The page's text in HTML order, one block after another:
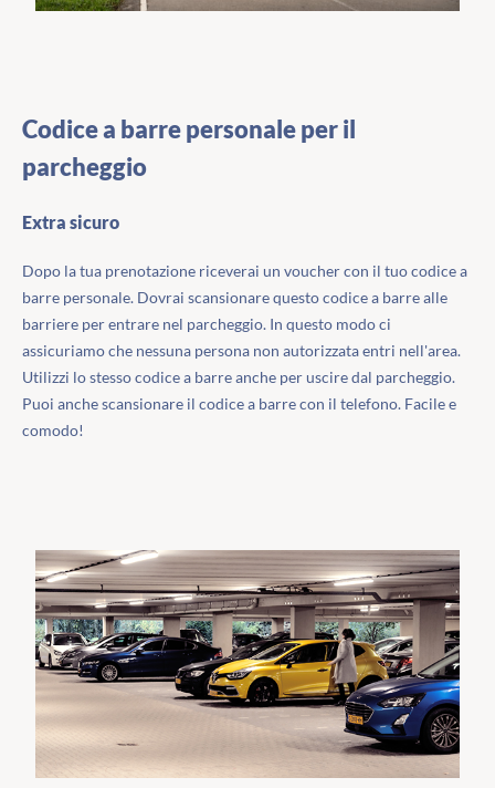
Codice a barre personale per il
parcheggio
Extra sicuro
Dopo la tua prenotazione riceverai un voucher con il tuo codice a
barre personale. Dovrai scansionare questo codice a barre alle
barriere per entrare nel parcheggio. In questo modo ci
assicuriamo che nessuna persona non autorizzata entri nell'area.
Utilizzi lo stesso codice a barre anche per uscire dal parcheggio.
Puoi anche scansionare il codice a barre con il telefono. Facile e
comodo!